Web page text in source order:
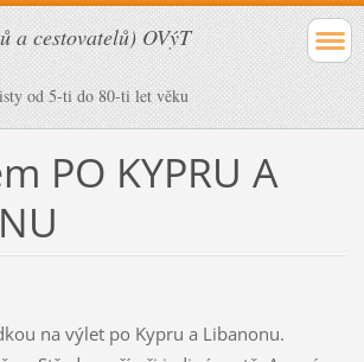
a cestovatelů) OVýT
od 5-ti do 80-ti let věku
PO KYPRU A
na výlet po Kypru a Libanonu.